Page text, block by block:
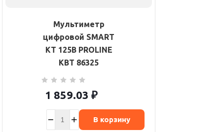
Мультиметр
цифровой SMART
KT 125В PROLINE
КВТ 86325
1 859.03 ₽
В корзину